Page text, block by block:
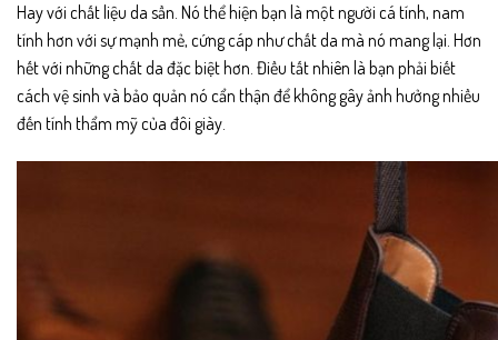
Hay với chất liệu da sần. Nó thể hiện bạn là một người cá tính, nam
tính hơn với sự mạnh mẻ, cứng cáp như chất da mà nó mang lại. Hơn
hết với những chất da đặc biệt hơn. Điều tất nhiên là bạn phải biết
cách vệ sinh và bảo quản nó cẩn thận để không gây ảnh hưởng nhiều
đến tính thẩm mỹ của đôi giày.